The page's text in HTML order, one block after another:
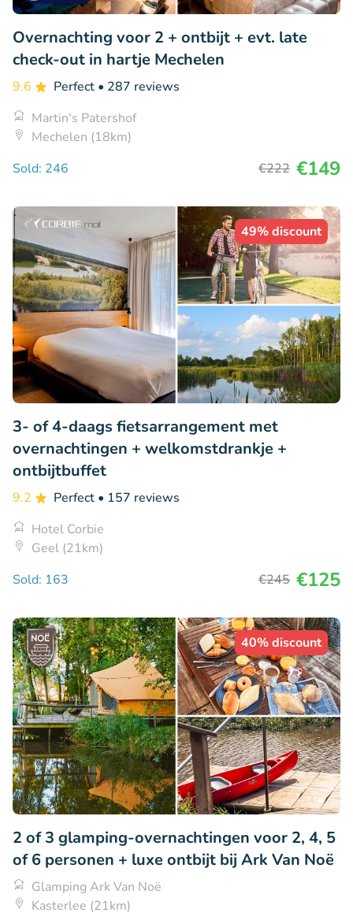
Overnachting voor 2 + ontbijt + evt. late
check-out in hartje Mechelen
9.6 Perfect • 287 reviews
Martin's Patershof
Mechelen (18km)
Sold: 246
€222 €149
49% discount
3- of 4-daags fietsarrangement met
overnachtingen + welkomstdrankje +
ontbijtbuffet
9.2 Perfect • 157 reviews
Hotel Corbie
Geel (21km)
Sold: 163
€245 €125
40% discount
2 of 3 glamping-overnachtingen voor 2, 4, 5
of 6 personen + luxe ontbijt bij Ark Van Noë
Glamping Ark Van Noë
Kasterlee (21km)